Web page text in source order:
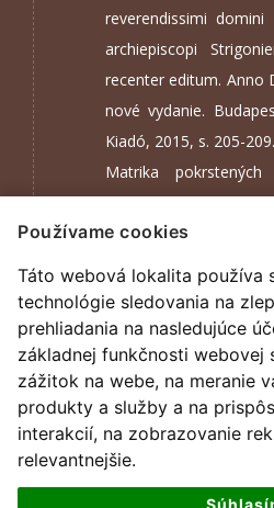
Používame cookies
Táto webová lokalita používa
technológie sledovania na
prehliadania na nasledujúce
základnej funkčnosti webovej
zážitok na webe, na meranie
produkty a služby a na
interakcií, na zobrazovanie
relevantnejšie.
reverendissimi domini
archiepiscopi
recenter editum. Anno
nové vydanie.
Kiadó, 2015, s. 205-209.
Matrika
Brezno 1695-1778,
cirkevných matrík. ŠA